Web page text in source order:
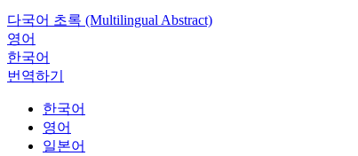
다국어 초록 (Multilingual Abstract)
영어
한국어
번역하기
한국어
영어
일본어